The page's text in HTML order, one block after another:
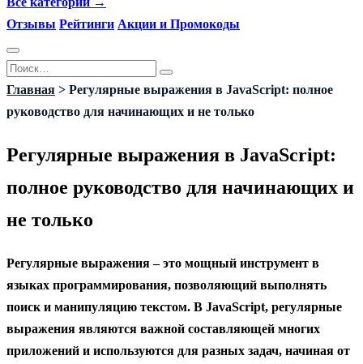
Отзывы Рейтинги Акции и Промокоды
Перейти
к
содержанию
Search
for:
Главная > Регулярные выражения в JavaScript: полное
руководство для начинающих и не только
Регулярные выражения в JavaScript:
полное руководство для начинающих и
не только
Регулярные выражения – это мощный инструмент в
языках программирования, позволяющий выполнять
поиск и манипуляцию текстом. В JavaScript, регулярные
выражения являются важной составляющей многих
приложений и используются для разных задач, начиная от